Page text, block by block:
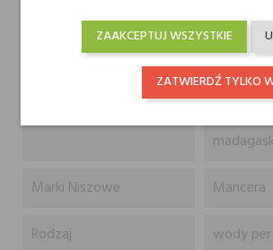
irysa,
skóra,
Marki Niszowe
Mancera
Rodzaj
wody
ZAAKCEPTUJ WSZYSTKIE
ZATWIERDŹ TYLKO